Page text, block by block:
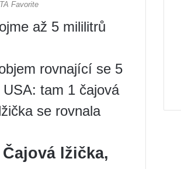
až 5 mililitrů
rovnající se 5
tam 1 čajová
se rovnala
lžička,